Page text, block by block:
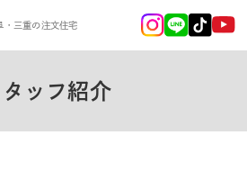
・三重の注文住宅
ッフ紹介